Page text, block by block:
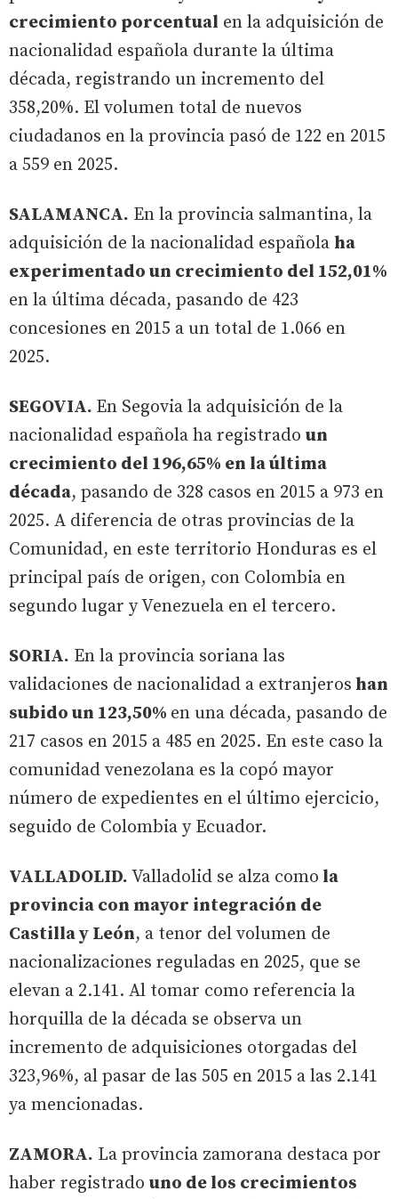
crecimiento porcentual en la adquisición de
nacionalidad española durante la última
década, registrando un incremento del
358,20%. El volumen total de nuevos
ciudadanos en la provincia pasó de 122 en 2015
a 559 en 2025.
SALAMANCA. En la provincia salmantina, la
adquisición de la nacionalidad española ha
experimentado un crecimiento del 152,01%
en la última década, pasando de 423
concesiones en 2015 a un total de 1.066 en
2025.
SEGOVIA. En Segovia la adquisición de la
nacionalidad española ha registrado un
crecimiento del 196,65% en la última
década, pasando de 328 casos en 2015 a 973 en
2025. A diferencia de otras provincias de la
Comunidad, en este territorio Honduras es el
principal país de origen, con Colombia en
segundo lugar y Venezuela en el tercero.
SORIA. En la provincia soriana las
validaciones de nacionalidad a extranjeros han
subido un 123,50% en una década, pasando de
217 casos en 2015 a 485 en 2025. En este caso la
comunidad venezolana es la copó mayor
número de expedientes en el último ejercicio,
seguido de Colombia y Ecuador.
VALLADOLID. Valladolid se alza como la
provincia con mayor integración de
Castilla y León, a tenor del volumen de
nacionalizaciones reguladas en 2025, que se
elevan a 2.141. Al tomar como referencia la
horquilla de la década se observa un
incremento de adquisiciones otorgadas del
323,96%, al pasar de las 505 en 2015 a las 2.141
ya mencionadas.
ZAMORA. La provincia zamorana destaca por
haber registrado uno de los crecimientos